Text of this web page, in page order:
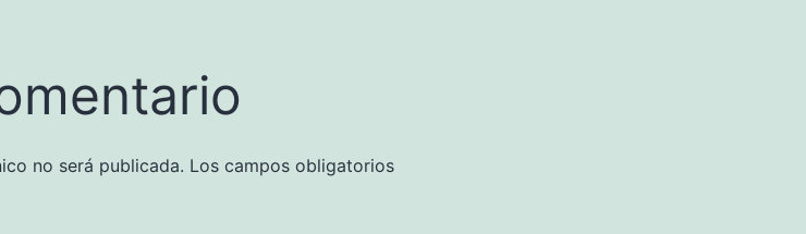
no será publicada. Los campos obligatorios